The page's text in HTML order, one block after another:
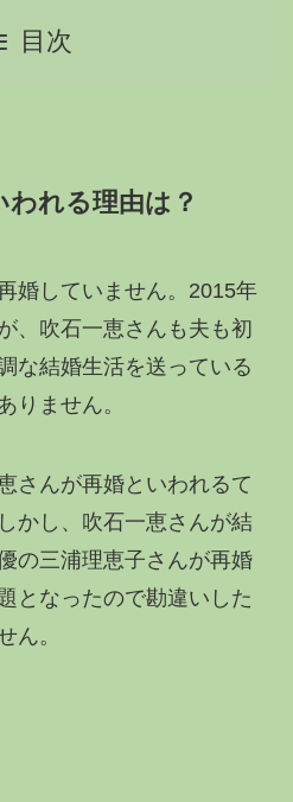
目次
われる理由は？
婚していません。2015年
、吹石一恵さんも夫も初
な結婚生活を送っている
りません。
さんが再婚といわれるて
かし、吹石一恵さんが結
の三浦理恵子さんが再婚
となったので勘違いした
ん。